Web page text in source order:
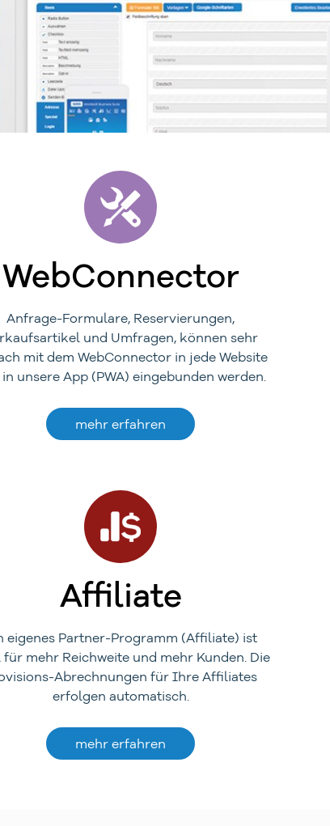
WebConnector
Anfrage-Formulare, Reservierungen,
und Umfragen, können sehr
mit dem WebConnector in jede Website
unsere App (PWA) eingebunden werden.
mehr erfahren
Affiliate
eigenes Partner-Programm (Affiliate) ist
für mehr Reichweite und mehr Kunden. Die
Abrechnungen für Ihre Affiliates
erfolgen automatisch.
mehr erfahren